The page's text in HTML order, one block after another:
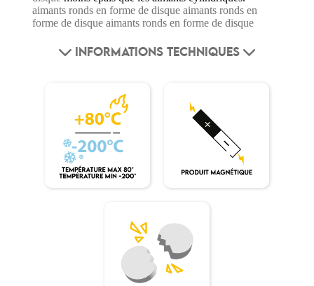
aimants ronds en forme de disque aimants ronds en
forme de disque aimants ronds en forme de disque
INFORMATIONS TECHNIQUES